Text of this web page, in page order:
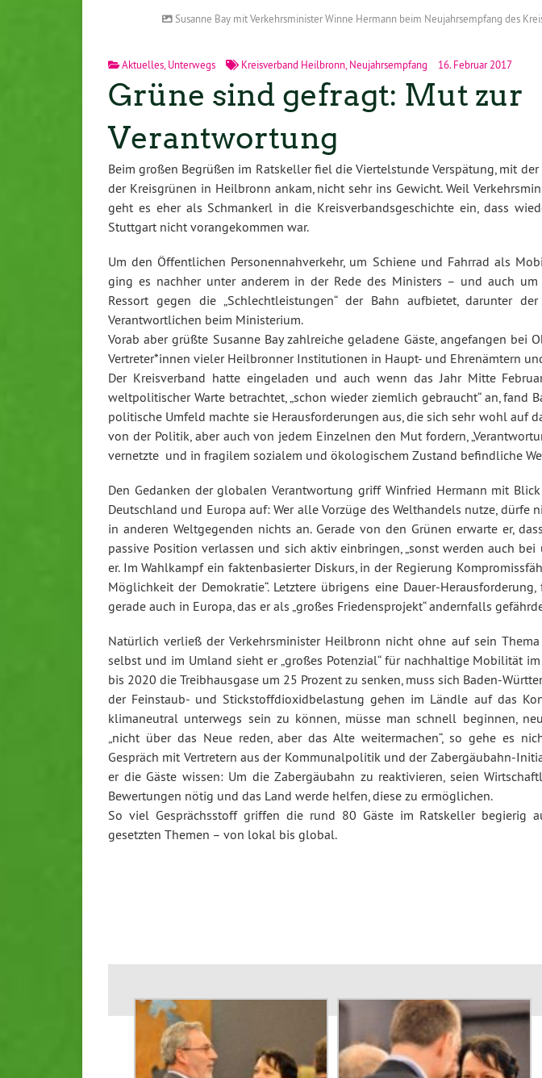
Susanne Bay mit Verkehrsminister Winne Hermann beim Neujahrsempfang des
Aktuelles Unterwegs Kreisverband Heilbronn Neujahrsempfang 16. Februar 2017
Grüne sind gefragt: Mut zur
Verantwortung
Beim großen Begrüßen im Ratskeller fiel die Viertelstunde Verspätung, mit
der Kreisgrünen in Heilbronn ankam, nicht sehr ins Gewicht. Weil
geht es eher als Schmankerl in die Kreisverbandsgeschichte ein, dass
Stuttgart nicht vorangekommen war.
Um den Öffentlichen Personennahverkehr, um Schiene und Fahrrad als
ging es nachher unter anderem in der Rede des Ministers – und auch um
Ressort gegen die „Schlechtleistungen“ der Bahn aufbietet, darunter
Verantwortlichen beim Ministerium.
Vorab aber grüßte Susanne Bay zahlreiche geladene Gäste, angefangen bei
Vertreter*innen vieler Heilbronner Institutionen in Haupt- und Ehrenämtern
Der Kreisverband hatte eingeladen und auch wenn das Jahr Mitte
weltpolitischer Warte betrachtet, „schon wieder ziemlich gebraucht“ an, fand
politische Umfeld machte sie Herausforderungen aus, die sich sehr wohl auf
von der Politik, aber auch von jedem Einzelnen den Mut fordern,
vernetzte und in fragilem sozialem und ökologischem Zustand befindliche
Den Gedanken der globalen Verantwortung griff Winfried Hermann mit
Deutschland und Europa auf: Wer alle Vorzüge des Welthandels nutze, dürfe
in anderen Weltgegenden nichts an. Gerade von den Grünen erwarte er,
passive Position verlassen und sich aktiv einbringen, „sonst werden auch
er. Im Wahlkampf ein faktenbasierter Diskurs, in der Regierung
Möglichkeit der Demokratie“. Letztere übrigens eine Dauer-
gerade auch in Europa, das er als „großes Friedensprojekt“ andernfalls
Natürlich verließ der Verkehrsminister Heilbronn nicht ohne auf sein
selbst und im Umland sieht er „großes Potenzial“ für nachhaltige Mobilität im
bis 2020 die Treibhausgase um 25 Prozent zu senken, muss sich Baden-
der Feinstaub- und Stickstoffdioxidbelastung gehen im Ländle auf das
klimaneutral unterwegs sein zu können, müsse man schnell beginnen,
„nicht über das Neue reden, aber das Alte weitermachen“, so gehe es
Gespräch mit Vertretern aus der Kommunalpolitik und der Zabergäubahn-
er die Gäste wissen: Um die Zabergäubahn zu reaktivieren, seien
Bewertungen nötig und das Land werde helfen, diese zu ermöglichen.
So viel Gesprächsstoff griffen die rund 80 Gäste im Ratskeller begierig
gesetzten Themen – von lokal bis global.